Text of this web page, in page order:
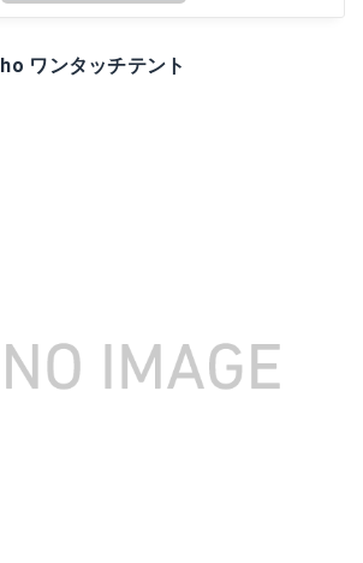
ワンタッチテント